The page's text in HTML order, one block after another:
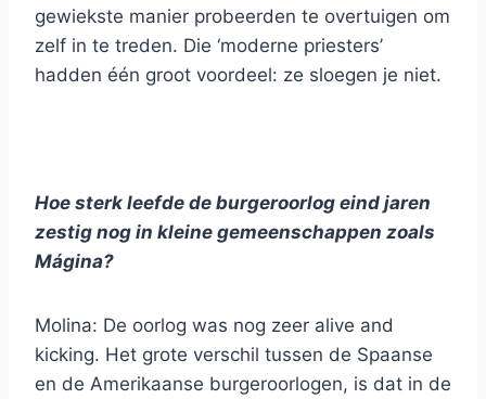
gewiekste manier probeerden te overtuigen om
zelf in te treden. Die ‘moderne priesters’
hadden één groot voordeel: ze sloegen je niet.
Hoe sterk leefde de burgeroorlog eind jaren
zestig nog in kleine gemeenschappen zoals
Mágina?
Molina: De oorlog was nog zeer alive and
kicking. Het grote verschil tussen de Spaanse
en de Amerikaanse burgeroorlogen, is dat in de